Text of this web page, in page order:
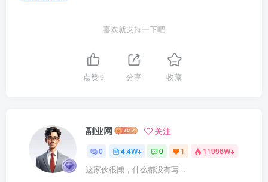
喜欢就支持一下吧
点赞9 分享 收藏
副业网 关注
0 4.4W+ 0 1 11996W+
这家伙很懒，什么都没有写...